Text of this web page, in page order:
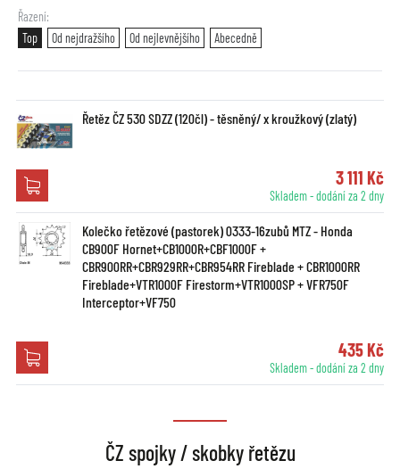
Řazení
Top
Od nejdražšího Od nejlevnějšího Abecedně
Řetěz ČZ 530 SDZZ (120čl) - těsněný/ x kroužkový (zlatý)
3 111 Kč
Skladem - dodání za 2 dny
Kolečko řetězové (pastorek) 0333-16zubů MTZ - Honda
CB900F Hornet+CB1000R+CBF1000F +
CBR900RR+CBR929RR+CBR954RR Fireblade + CBR1000RR
Fireblade+VTR1000F Firestorm+VTR1000SP + VFR750F
Interceptor+VF750
435 Kč
Skladem - dodání za 2 dny
ČZ spojky / skobky řetězu